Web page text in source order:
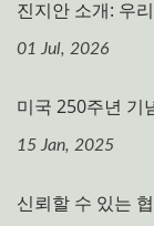
진지안 소개: 우
01 Jul, 2026
미국 250주년 기
15 Jan, 2025
신뢰할 수 있는